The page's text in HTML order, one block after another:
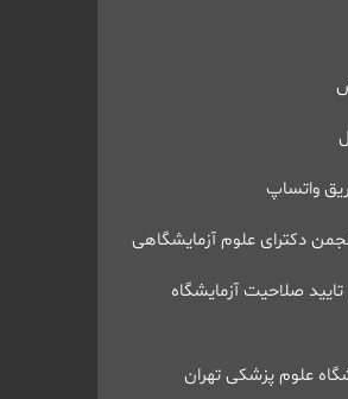
واتساپ
دکترای علوم آزمایشگاهی
تایید صلاحیت آزمایشگاه
علوم پزشکی تهران